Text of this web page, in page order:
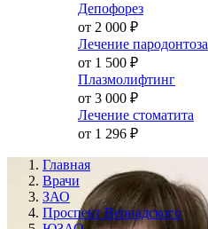
Депофорез
от 2 000 ₽
Лечение пародонтоза
от 1 500 ₽
Плазмолифтинг
от 3 000 ₽
Лечение стоматита
от 1 296 ₽
Главная
Врачи
ЗАО
Проспект Вернадского